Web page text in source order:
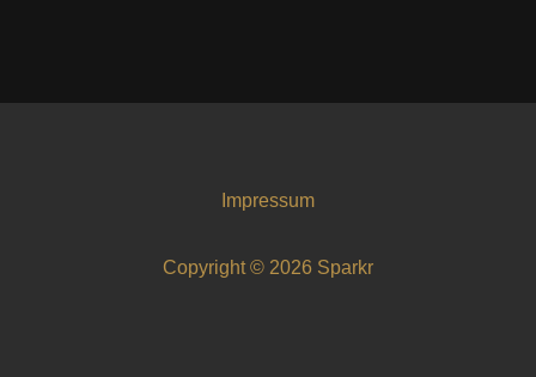
Impressum
Copyright © 2026 Sparkr